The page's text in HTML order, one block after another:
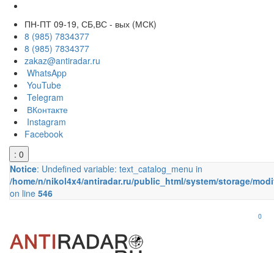
ПН-ПТ 09-19, СБ,ВС - вых (МСК)
8 (985) 7834377
8 (985) 7834377
zakaz@antiradar.ru
WhatsApp
YouTube
Telegram
ВКонтакте
Instagram
Facebook
: 0
Notice: Undefined variable: text_catalog_menu in
/home/n/nikol4x4/antiradar.ru/public_html/system/storage/
on line 546
0